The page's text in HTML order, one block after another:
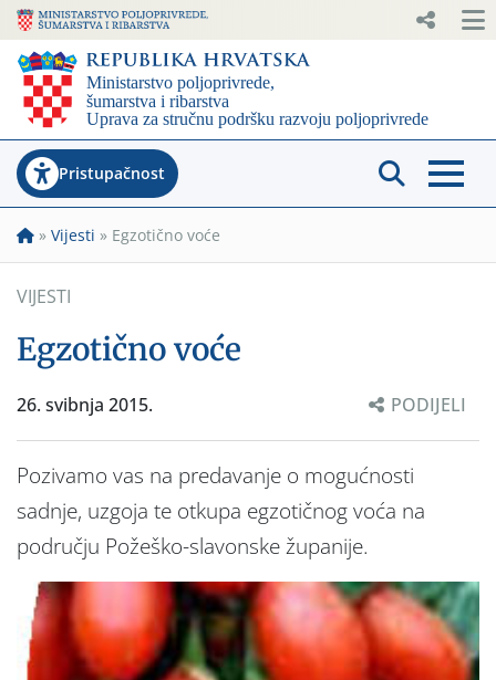
Pristupačnost
» Vijesti » Egzotično voće
VIJESTI
Egzotično voće
26. svibnja 2015. PODIJELI
Pozivamo vas na predavanje o mogućnosti
sadnje, uzgoja te otkupa egzotičnog voća na
području Požeško-slavonske županije.